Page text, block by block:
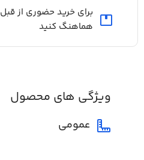
برای خرید حضوری از قبل
هماهنگ کنید
ویژگی های محصول
عمومی